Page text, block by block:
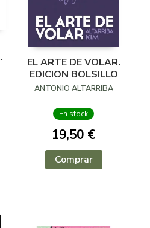
EL ARTE DE VOLAR.
EDICION BOLSILLO
ANTONIO ALTARRIBA
En stock
19,50 €
Comprar